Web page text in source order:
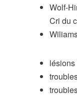
Wolf-
Cri du